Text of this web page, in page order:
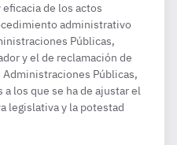
de los actos
administrativo
Públicas,
y el de reclamación de
Públicas,
los que se ha de ajustar el
legislativa y la potestad